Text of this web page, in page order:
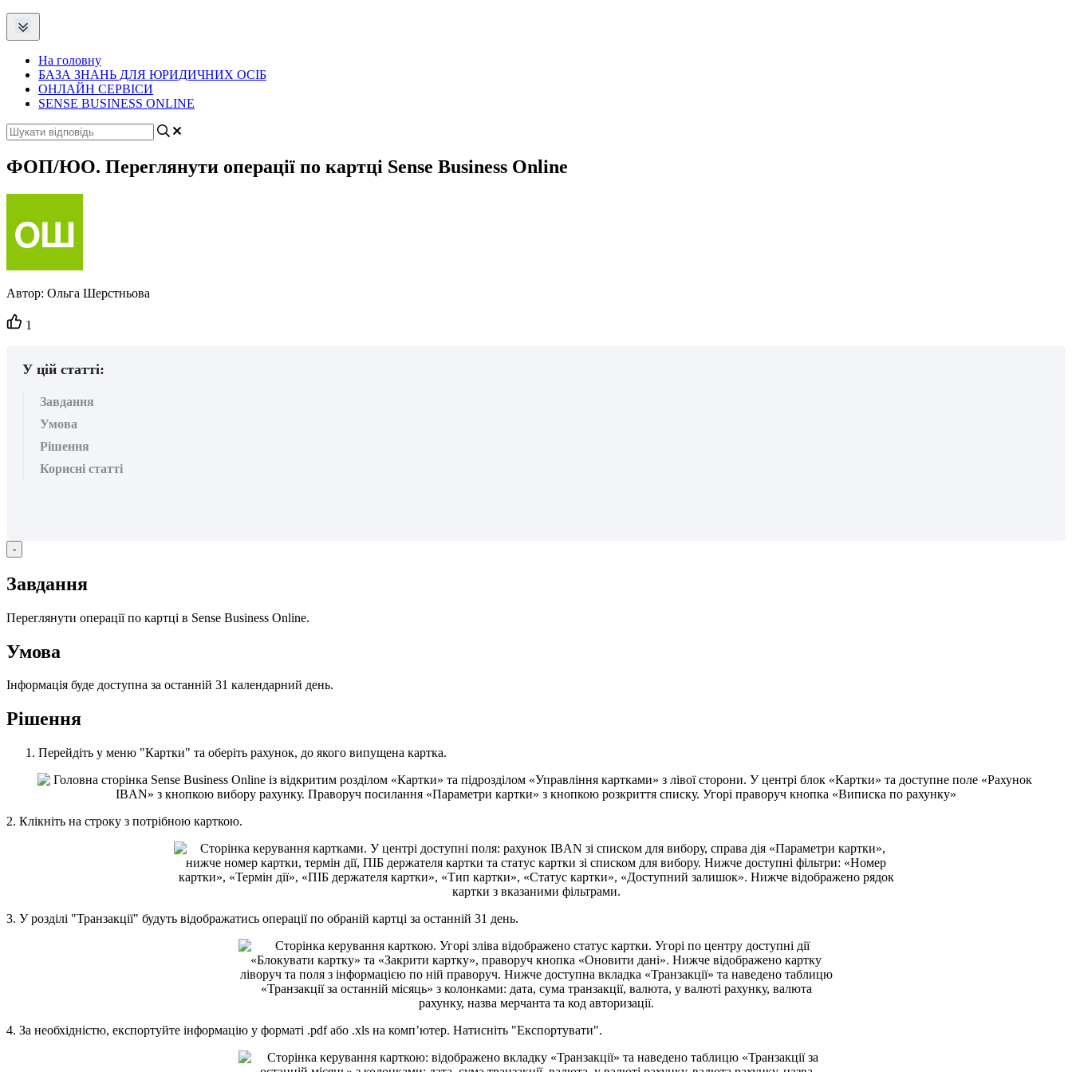
На головну
БАЗА ЗНАНЬ ДЛЯ ЮРИДИЧНИХ ОСІБ
ОНЛАЙН СЕРВІСИ
SENSE BUSINESS ONLINE
ФОП/ЮО. Переглянути операції по картці Sense Business Online
Автор: Ольга Шерстньова
Кількість
вподобайок:
1
У цій статті:
Завдання
Умова
Рішення
Корисні статті
-
Завдання
Переглянути операції по картці в Sense Business Online.
Умова
Інформація буде доступна за останній 31 календарний день.
Рішення
Перейдіть у меню "Картки" та оберіть рахунок, до якого випущена картка.
2. Клікніть на строку з потрібною карткою.
3. У розділі "Транзакції" будуть відображатись операції по обраній картці за останній 31 день.
4. За необхідністю, експортуйте інформацію у форматі .pdf або .xls на комп’ютер. Натисніть "Експортувати".